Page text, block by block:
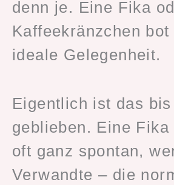
denn je. Eine Fika
Kaffeekränzchen
ideale Gelegenheit.
Eigentlich ist das
geblieben. Eine Fika
oft ganz spontan,
Verwandte – die